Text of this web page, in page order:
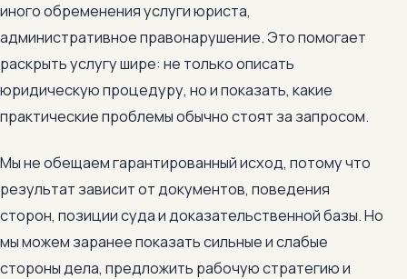
иного обременения услуги юриста,
административное правонарушение. Это помогает
раскрыть услугу шире: не только описать
юридическую процедуру, но и показать, какие
практические проблемы обычно стоят за запросом.
Мы не обещаем гарантированный исход, потому что
результат зависит от документов, поведения
сторон, позиции суда и доказательственной базы. Но
мы можем заранее показать сильные и слабые
стороны дела, предложить рабочую стратегию и